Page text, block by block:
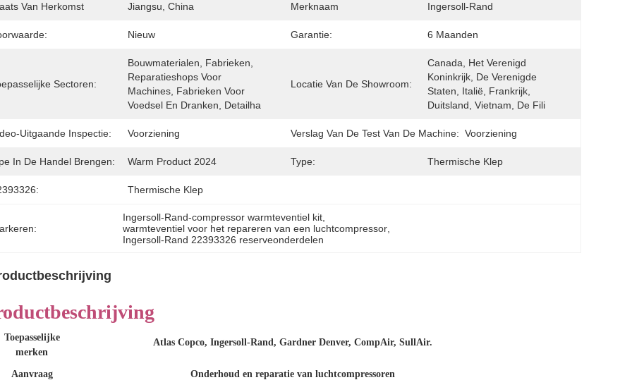
Van Herkomst Jiangsu, China Merknaam Ingersoll-Rand
Nieuw Garantie: 6 Maanden
Sectoren:
Bouwmaterialen, Fabrieken,
Reparatieshops Voor
Machines, Fabrieken Voor
Voedsel En Dranken, Detailha
Locatie Van De Showroom:
Canada, Het Verenigd
Koninkrijk, De Verenigde
Staten, Italië, Frankrijk,
Duitsland, Vietnam, De Fili
Uitgaande Inspectie: Voorziening Verslag Van De Test Van De Machine: Voorziening
In De Handel Brengen: Warm Product 2024 Type: Thermische Klep
Thermische Klep
Ingersoll-Rand-compressor warmteventiel kit
warmteventiel voor het repareren van een luchtcompressor
Ingersoll-Rand 22393326 reserveonderdelen
Toepasselijke
merken
Atlas Copco, Ingersoll-Rand, Gardner Denver, CompAir, SullAir.
Aanvraag Onderhoud en reparatie van luchtcompressoren